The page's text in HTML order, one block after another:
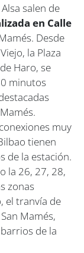
salen de
en Calle
Desde
la Plaza
Haro, se
minutos
muy
tienen
de la estación.
la 26, 27, 28,
zonas
el tranvía de
Mamés,
de la